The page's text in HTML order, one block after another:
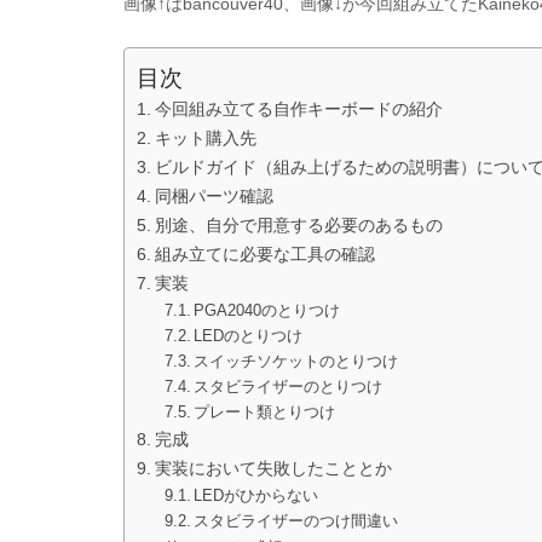
目次
今回組み立てる自作キーボードの紹介
キット購入先
ビルドガイド（組み上げるための説明書）について
同梱パーツ確認
別途、自分で用意する必要のあるもの
組み立てに必要な工具の確認
実装
PGA2040のとりつけ
LEDのとりつけ
スイッチソケットのとりつけ
スタビライザーのとりつけ
プレート類とりつけ
完成
実装において失敗したこととか
LEDがひからない
スタビライザーのつけ間違い